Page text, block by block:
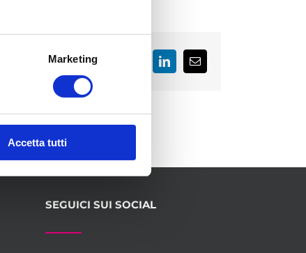
Marketing
Accetta tutti
FacebookLinkedInEmail
SEGUICI SUI SOCIAL